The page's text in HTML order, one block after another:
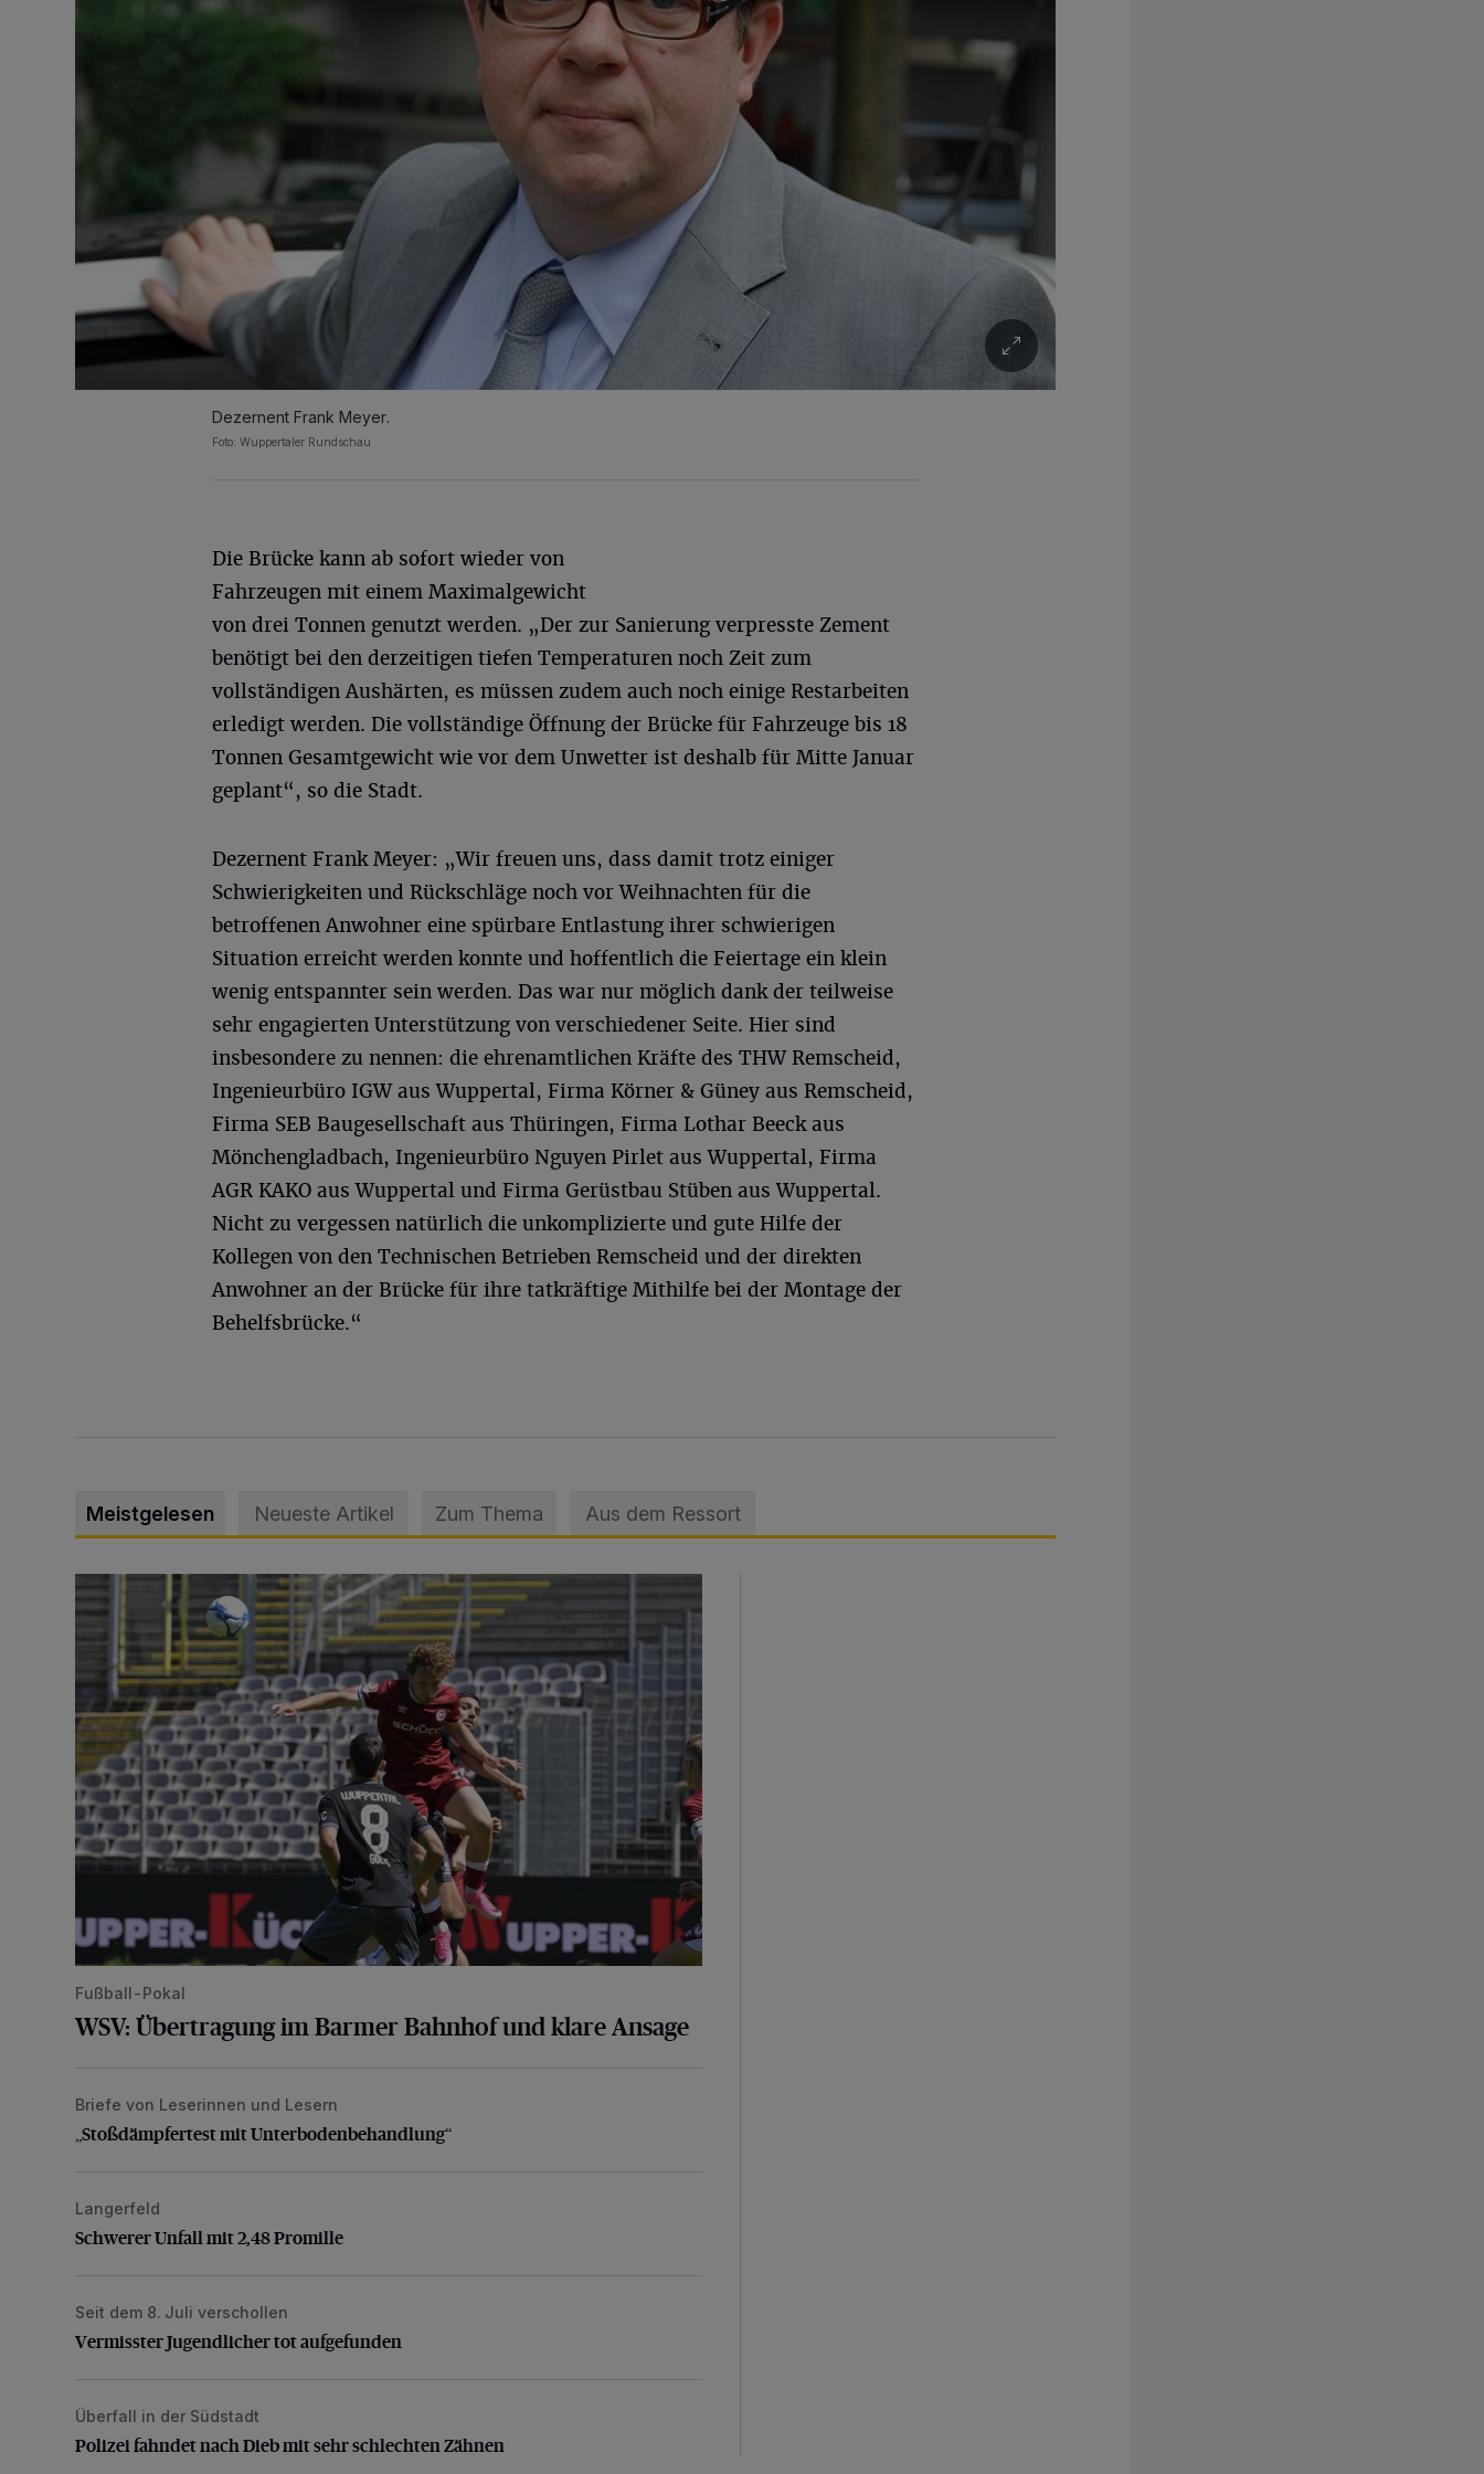
Dezernent Frank Meyer.
Foto: Wuppertaler Rundschau
Die Brücke kann ab sofort wieder von
Fahrzeugen mit einem Maximalgewicht
von drei Tonnen genutzt werden. „Der zur Sanierung verpresste Zement
benötigt bei den derzeitigen tiefen Temperaturen noch Zeit zum
vollständigen Aushärten, es müssen zudem auch noch einige Restarbeiten
erledigt werden. Die vollständige Öffnung der Brücke für Fahrzeuge bis 18
Tonnen Gesamtgewicht wie vor dem Unwetter ist deshalb für Mitte Januar
geplant“, so die Stadt.
Dezernent Frank Meyer: „Wir freuen uns, dass damit trotz einiger
Schwierigkeiten und Rückschläge noch vor Weihnachten für die
betroffenen Anwohner eine spürbare Entlastung ihrer schwierigen
Situation erreicht werden konnte und hoffentlich die Feiertage ein klein
wenig entspannter sein werden. Das war nur möglich dank der teilweise
sehr engagierten Unterstützung von verschiedener Seite. Hier sind
insbesondere zu nennen: die ehrenamtlichen Kräfte des THW Remscheid,
Ingenieurbüro IGW aus Wuppertal, Firma Körner & Güney aus Remscheid,
Firma SEB Baugesellschaft aus Thüringen, Firma Lothar Beeck aus
Mönchengladbach, Ingenieurbüro Nguyen Pirlet aus Wuppertal, Firma
AGR KAKO aus Wuppertal und Firma Gerüstbau Stüben aus Wuppertal.
Nicht zu vergessen natürlich die unkomplizierte und gute Hilfe der
Kollegen von den Technischen Betrieben Remscheid und der direkten
Anwohner an der Brücke für ihre tatkräftige Mithilfe bei der Montage der
Behelfsbrücke.“
Meistgelesen Neueste Artikel Zum Thema Aus dem Ressort
WSV: Übertragung im Barmer Bahnhof und klare Ansage
Fußball-Pokal
WSV: Übertragung im Barmer Bahnhof und klare Ansage
„Stoßdämpfertest mit Unterbodenbehandlung“
Briefe von Leserinnen und Lesern
„Stoßdämpfertest mit Unterbodenbehandlung“
Schwerer Unfall mit 2,48 Promille
Langerfeld
Schwerer Unfall mit 2,48 Promille
Vermisster Jugendlicher tot aufgefunden
Seit dem 8. Juli verschollen
Vermisster Jugendlicher tot aufgefunden
Polizei fahndet nach Dieb mit sehr schlechten Zähnen
Überfall in der Südstadt
Polizei fahndet nach Dieb mit sehr schlechten Zähnen